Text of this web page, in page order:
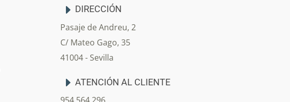
DIRECCIÓN
Pasaje de Andreu, 2
C/ Mateo Gago, 35
41004 - Sevilla
ATENCIÓN AL CLIENTE